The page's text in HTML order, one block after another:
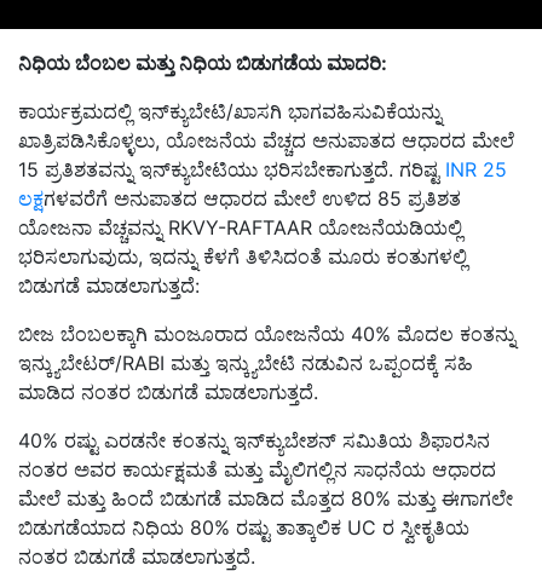
ನಿಧಿಯ ಬೆಂಬಲ ಮತ್ತು ನಿಧಿಯ ಬಿಡುಗಡೆಯ ಮಾದರಿ:
ಕಾರ್ಯಕ್ರಮದಲ್ಲಿ ಇನ್‌ಕ್ಯುಬೇಟಿ/ಖಾಸಗಿ ಭಾಗವಹಿಸುವಿಕೆಯನ್ನು
ಖಾತ್ರಿಪಡಿಸಿಕೊಳ್ಳಲು, ಯೋಜನೆಯ ವೆಚ್ಚದ ಅನುಪಾತದ ಆಧಾರದ ಮೇಲೆ
15 ಪ್ರತಿಶತವನ್ನು ಇನ್‌ಕ್ಯುಬೇಟಿಯು ಭರಿಸಬೇಕಾಗುತ್ತದೆ. ಗರಿಷ್ಟ INR 25
ಲಕ್ಷಗಳವರೆಗೆ ಅನುಪಾತದ ಆಧಾರದ ಮೇಲೆ ಉಳಿದ 85 ಪ್ರತಿಶತ
ಯೋಜನಾ ವೆಚ್ಚವನ್ನು RKVY-RAFTAAR ಯೋಜನೆಯಡಿಯಲ್ಲಿ
ಭರಿಸಲಾಗುವುದು, ಇದನ್ನು ಕೆಳಗೆ ತಿಳಿಸಿದಂತೆ ಮೂರು ಕಂತುಗಳಲ್ಲಿ
ಬಿಡುಗಡೆ ಮಾಡಲಾಗುತ್ತದೆ:
ಬೀಜ ಬೆಂಬಲಕ್ಕಾಗಿ ಮಂಜೂರಾದ ಯೋಜನೆಯ 40% ಮೊದಲ ಕಂತನ್ನು
ಇನ್ಕ್ಯುಬೇಟರ್/RABI ಮತ್ತು ಇನ್ಕ್ಯುಬೇಟಿ ನಡುವಿನ ಒಪ್ಪಂದಕ್ಕೆ ಸಹಿ
ಮಾಡಿದ ನಂತರ ಬಿಡುಗಡೆ ಮಾಡಲಾಗುತ್ತದೆ.
40% ರಷ್ಟು ಎರಡನೇ ಕಂತನ್ನು ಇನ್‌ಕ್ಯುಬೇಶನ್ ಸಮಿತಿಯ ಶಿಫಾರಸಿನ
ನಂತರ ಅವರ ಕಾರ್ಯಕ್ಷಮತೆ ಮತ್ತು ಮೈಲಿಗಲ್ಲಿನ ಸಾಧನೆಯ ಆಧಾರದ
ಮೇಲೆ ಮತ್ತು ಹಿಂದೆ ಬಿಡುಗಡೆ ಮಾಡಿದ ಮೊತ್ತದ 80% ಮತ್ತು ಈಗಾಗಲೇ
ಬಿಡುಗಡೆಯಾದ ನಿಧಿಯ 80% ರಷ್ಟು ತಾತ್ಕಾಲಿಕ UC ರ ಸ್ವೀಕೃತಿಯ
ನಂತರ ಬಿಡುಗಡೆ ಮಾಡಲಾಗುತ್ತದೆ.